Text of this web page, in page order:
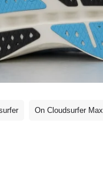
On Cloudsurfer Max